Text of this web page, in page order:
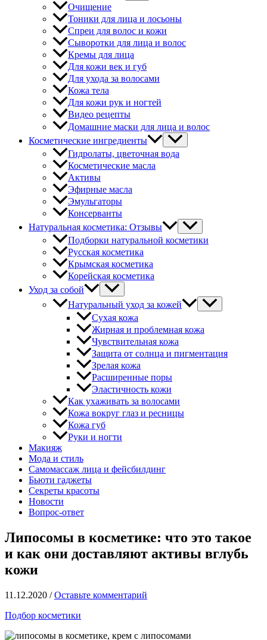
Очищение
Тоники для лица и лосьоны
Спреи для волос и кожи
Сыворотки для лица и волос
Кремы для лица
Для кожи век и губ
Для ухода за волосами
Кожа тела
Для кожи рук и ногтей
Видео рецепты
Домашние маски для лица и волос
Косметические ингредиенты
Гидролаты, цветочная вода
Косметические масла
Активы
Эфирные масла
Эмульгаторы
Консерванты
Натуральная косметика: Отзывы
Подборки натуральной косметики
Русская косметика
Крымская косметика
Корейская косметика
Уход за собой
Натуральный уход за кожей
Сухая кожа
Жирная и проблемная кожа
Чувствительная кожа
Защита от солнца и пигментация
Зрелая кожа
Расширенные поры
Эластичность кожи
Как ухаживать за волосами
Кожа вокруг глаз и ресницы
Кожа губ
Руки и ногти
Макияж
Мода и стиль
Самомассаж лица и фейсбилдинг
Бьюти гаджеты
Секреты красоты
Новости
Вопрос-ответ
Липосомы в косметике: что это такое
и как они доставляют активы вглубь
кожи
11.12.2020 /Оставьте комментарий
Подбор косметики